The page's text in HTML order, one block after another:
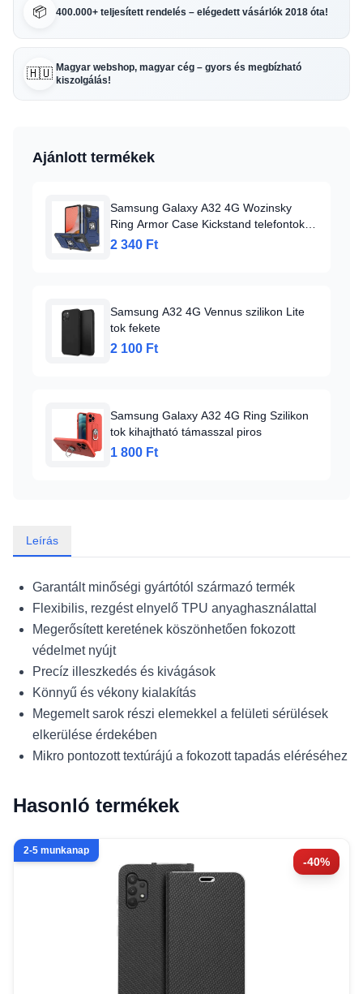
📦 400.000+ teljesített rendelés – elégedett vásárlók 2018 óta!
🇭🇺 Magyar webshop, magyar cég – gyors és megbízható
kiszolgálás!
Ajánlott termékek
Samsung Galaxy A32 4G Wozinsky
Ring Armor Case Kickstand telefontok
kék
2 340 Ft
Samsung A32 4G Vennus szilikon Lite
tok fekete
2 100 Ft
Samsung Galaxy A32 4G Ring Szilikon
tok kihajtható támasszal piros
1 800 Ft
Leírás
Garantált minőségi gyártótól származó termék
Flexibilis, rezgést elnyelő TPU anyaghasználattal
Megerősített keretének köszönhetően fokozott
védelmet nyújt
Precíz illeszkedés és kivágások
Könnyű és vékony kialakítás
Megemelt sarok részi elemekkel a felületi sérülések
elkerülése érdekében
Mikro pontozott textúrájú a fokozott tapadás eléréséhez
Hasonló termékek
-40%
2-5 munkanap